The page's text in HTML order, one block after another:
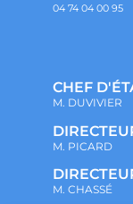
04 74 04 00 95
CHEF
M. DUVIVIER
M. PICARD
M. CHASSÉ